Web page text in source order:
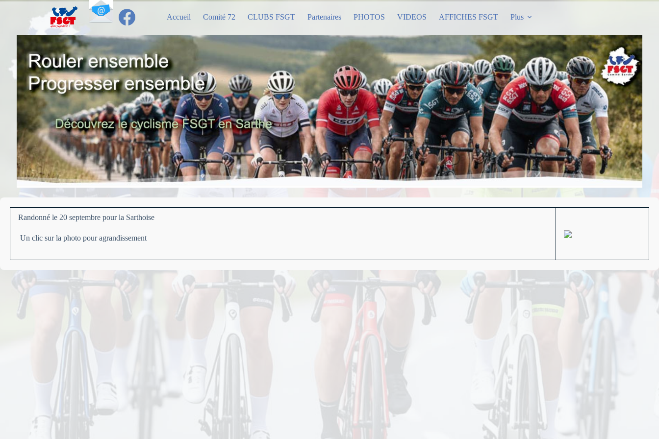
Passer
Accueil Comité 72 CLUBS FSGT Partenaires PHOTOS VIDEOS AFFICHES FSGT Plus
Randonné le 20 septembre pour la Sarthoise
Un clic sur la photo pour agrandissement